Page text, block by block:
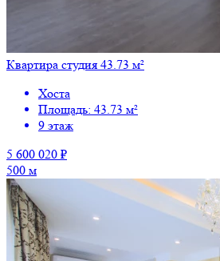
Квартира студия 43.73 м²
Хоста
Площадь: 43.73 м²
9 этаж
5 600 020 ₽
500 м